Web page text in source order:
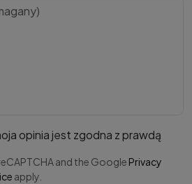
opinia jest zgodna z prawdą
and the Google Privacy
apply.